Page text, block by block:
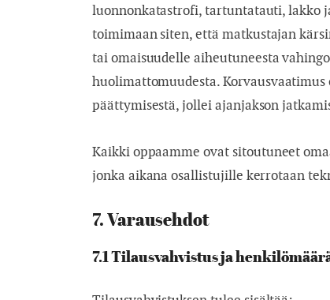
luonnonkatastrofi, tartuntatauti, lakko
toimimaan siten, että matkustajan
tai omaisuudelle aiheutuneesta
huolimattomuudesta.
päättymisestä, jollei ajanjakson
Kaikki oppaamme ovat sitoutuneet
jonka aikana osallistujille kerrotaan
7. Varausehdot
7.1 Tilausvahvistus ja